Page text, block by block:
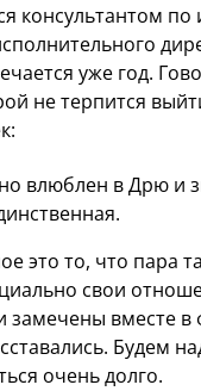
консультантом по
уже год.
не терпится
влюблен в Дрю и
это то, что пара
свои
вместе в
Будем
очень долго.